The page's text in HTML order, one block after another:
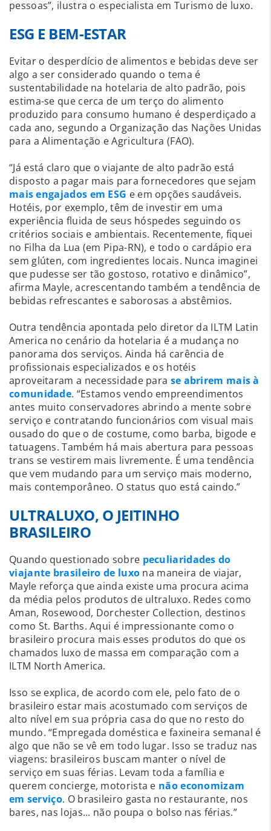
pessoas”, ilustra o especialista em Turismo de luxo.
ESG E BEM-ESTAR
Evitar o desperdício de alimentos e bebidas deve ser
algo a ser considerado quando o tema é
sustentabilidade na hotelaria de alto padrão, pois
estima-se que cerca de um terço do alimento
produzido para consumo humano é desperdiçado a
cada ano, segundo a Organização das Nações Unidas
para a Alimentação e Agricultura (FAO).
“Já está claro que o viajante de alto padrão está
disposto a pagar mais para fornecedores que sejam
mais engajados em ESG e em opções saudáveis.
Hotéis, por exemplo, têm de investir em uma
experiência fluida de seus hóspedes seguindo os
critérios sociais e ambientais. Recentemente, fiquei
no Filha da Lua (em Pipa-RN), e todo o cardápio era
sem glúten, com ingredientes locais. Nunca imaginei
que pudesse ser tão gostoso, rotativo e dinâmico”,
afirma Mayle, acrescentando também a tendência de
bebidas refrescantes e saborosas a abstêmios.
Outra tendência apontada pelo diretor da ILTM Latin
America no cenário da hotelaria é a mudança no
panorama dos serviços. Ainda há carência de
profissionais especializados e os hotéis
aproveitaram a necessidade para se abrirem mais à
comunidade. “Estamos vendo empreendimentos
antes muito conservadores abrindo a mente sobre
serviço e contratando funcionários com visual mais
ousado do que o de costume, como barba, bigode e
tatuagens. Também há mais abertura para pessoas
trans se vestirem mais livremente. É uma tendência
que vem mudando para um serviço mais moderno,
mais contemporâneo. O status quo está caindo.”
ULTRALUXO, O JEITINHO
BRASILEIRO
Quando questionado sobre peculiaridades do
viajante brasileiro de luxo na maneira de viajar,
Mayle reforça que ainda existe uma procura acima
da média pelos produtos de ultraluxo. Redes como
Aman, Rosewood, Dorchester Collection, destinos
como St. Barths. Aqui é impressionante como o
brasileiro procura mais esses produtos do que os
chamados luxo de massa em comparação com a
ILTM North America.
Isso se explica, de acordo com ele, pelo fato de o
brasileiro estar mais acostumado com serviços de
alto nível em sua própria casa do que no resto do
mundo. “Empregada doméstica e faxineira semanal é
algo que não se vê em todo lugar. Isso se traduz nas
viagens: brasileiros buscam manter o nível de
serviço em suas férias. Levam toda a família e
querem concierge, motorista e não economizam
em serviço. O brasileiro gasta no restaurante, nos
bares, nas lojas... não poupa o bolso nas férias.”